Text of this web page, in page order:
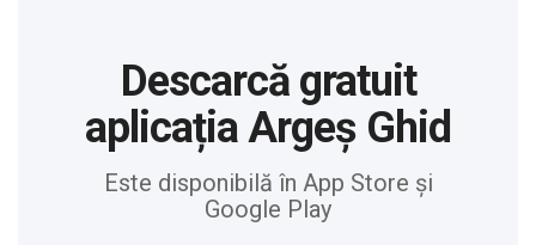
Descarcă gratuit
aplicația Argeș Ghid
Este disponibilă în App Store și
Google Play